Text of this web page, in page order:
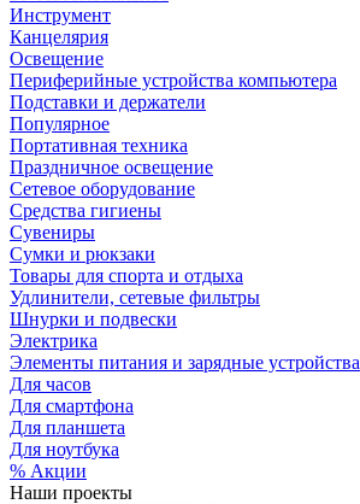
Инструмент
Канцелярия
Освещение
Периферийные устройства компьютера
Подставки и держатели
Популярное
Портативная техника
Праздничное освещение
Сетевое оборудование
Средства гигиены
Сувениры
Сумки и рюкзаки
Товары для спорта и отдыха
Удлинители, сетевые фильтры
Шнурки и подвески
Электрика
Элементы питания и зарядные устройства
Для часов
Для смартфона
Для планшета
Для ноутбука
% Акции
Наши проекты